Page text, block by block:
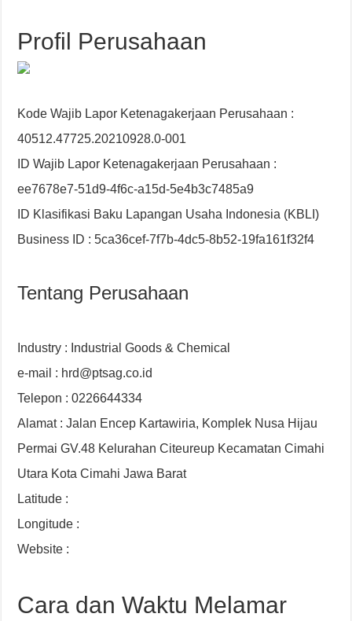
Profil Perusahaan
Kode Wajib Lapor Ketenagakerjaan Perusahaan :
40512.47725.20210928.0-001
ID Wajib Lapor Ketenagakerjaan Perusahaan :
ee7678e7-51d9-4f6c-a15d-5e4b3c7485a9
ID Klasifikasi Baku Lapangan Usaha Indonesia (KBLI)
Business ID : 5ca36cef-7f7b-4dc5-8b52-19fa161f32f4
Tentang Perusahaan
Industry : Industrial Goods & Chemical
e-mail : hrd@ptsag.co.id
Telepon : 0226644334
Alamat : Jalan Encep Kartawiria, Komplek Nusa Hijau
Permai GV.48 Kelurahan Citeureup Kecamatan Cimahi
Utara Kota Cimahi Jawa Barat
Latitude :
Longitude :
Website :
Cara dan Waktu Melamar